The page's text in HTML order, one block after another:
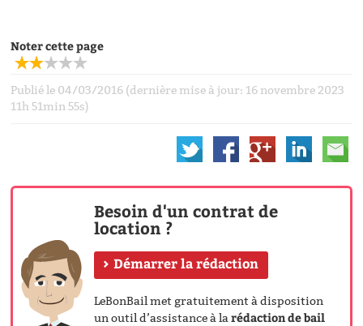
Noter cette page
Publié le 04/03/2016 (dernière mise à jour: 16 novembre 2023
11h 51min 55s)
Besoin d'un contrat de
location ?
Démarrer la rédaction
LeBonBail met gratuitement à disposition
un outil d’assistance à larédaction de bail